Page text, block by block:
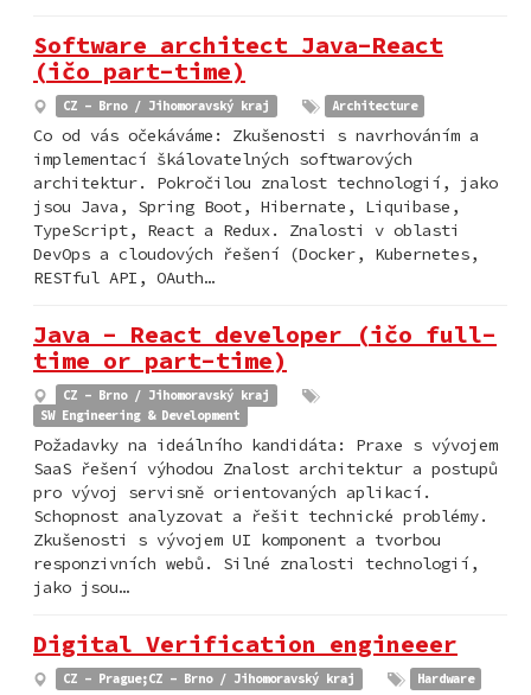
Software architect Java-React
(ičo part-time)
CZ - Brno / Jihomoravský kraj Architecture
Co od vás očekáváme: Zkušenosti s navrhováním a
implementací škálovatelných softwarových
architektur. Pokročilou znalost technologií, jako
jsou Java, Spring Boot, Hibernate, Liquibase,
TypeScript, React a Redux. Znalosti v oblasti
DevOps a cloudových řešení (Docker, Kubernetes,
RESTful API, OAuth…
Java - React developer (ičo full-
time or part-time)
CZ - Brno / Jihomoravský kraj
SW Engineering & Development
Požadavky na ideálního kandidáta: Praxe s vývojem
SaaS řešení výhodou Znalost architektur a postupů
pro vývoj servisně orientovaných aplikací.
Schopnost analyzovat a řešit technické problémy.
Zkušenosti s vývojem UI komponent a tvorbou
responzivních webů. Silné znalosti technologií,
jako jsou…
Digital Verification engineeer
CZ - Prague;CZ - Brno / Jihomoravský kraj Hardware